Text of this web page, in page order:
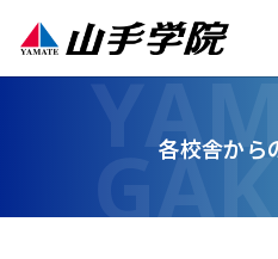
各校舎から